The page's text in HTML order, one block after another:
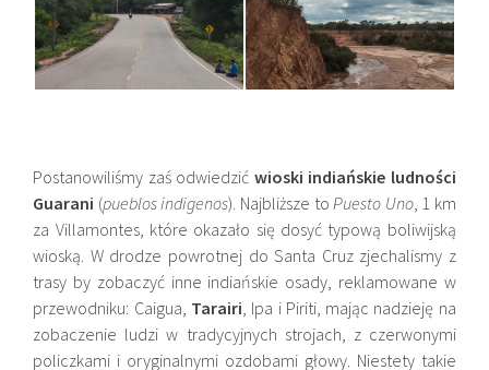
Postanowiliśmy zaś odwiedzić wioski indiańskie ludności
Guarani (pueblos indigenos). Najbliższe to Puesto Uno, 1 km
za Villamontes, które okazało się dosyć typową boliwijską
wioską. W drodze powrotnej do Santa Cruz zjechalismy z
trasy by zobaczyć inne indiańskie osady, reklamowane w
przewodniku: Caigua, Tarairi , Ipa i Piriti, mając nadzieję na
zobaczenie ludzi w tradycyjnych strojach, z czerwonymi
policzkami i oryginalnymi ozdobami głowy. Niestety takie